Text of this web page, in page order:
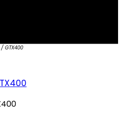
/ GTX400